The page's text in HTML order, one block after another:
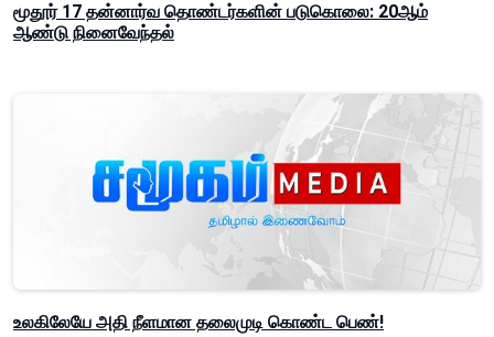
மூதூர் 17 தன்னார்வ தொண்டர்களின் படுகொலை: 20ஆம்
ஆண்டு நினைவேந்தல்
உலகிலேயே அதி நீளமான தலைமுடி கொண்ட பெண்!